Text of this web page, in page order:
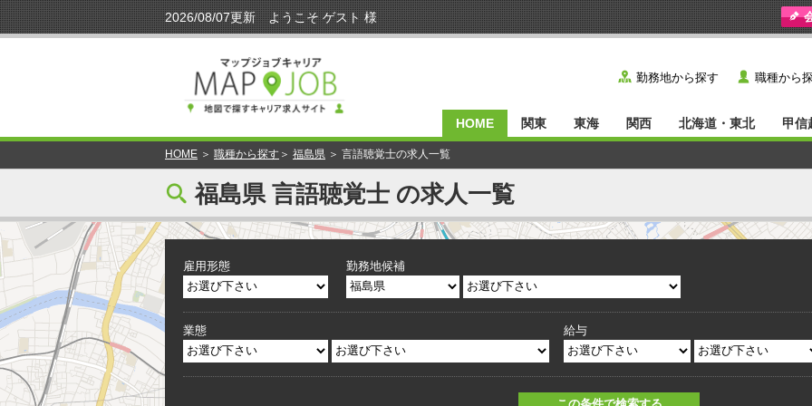
y 勤務地から探す ˙ 職種から
HOME 関東 東海 関西 北海道・東北 甲信
HOME ＞ 職種から探す ＞ 福島県 ＞ 言語聴覚士の求人一覧
[ 福島県 言語聴覚士 の求人一覧
雇用形態 勤務地候補
業態 給与